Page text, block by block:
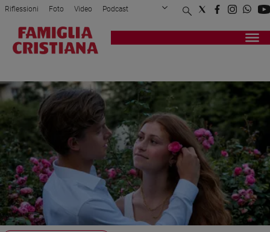
Attualità
Politica
Legalità
e
giustizia
Sport
Interviste
Papa
Riflessioni Foto Video Podcast
Privacy Policy Chi siamo
Registrati Redazione